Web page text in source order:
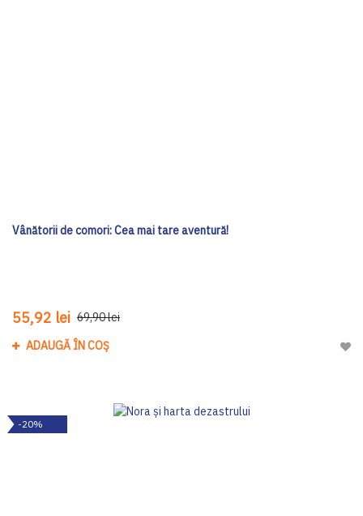
Vânătorii de comori: Cea mai tare aventură!
55,92 lei 69,90 lei
ADAUGĂ ÎN COȘ
-20%